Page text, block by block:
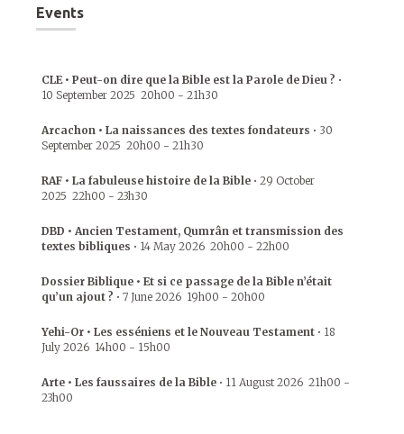
Events
CLE • Peut-on dire que la Bible est la Parole de Dieu ? •
10 September 2025 20h00 - 21h30
Arcachon • La naissances des textes fondateurs • 30
September 2025 20h00 - 21h30
RAF • La fabuleuse histoire de la Bible • 29 October
2025 22h00 - 23h30
DBD • Ancien Testament, Qumrân et transmission des
textes bibliques • 14 May 2026 20h00 - 22h00
Dossier Biblique • Et si ce passage de la Bible n’était
qu’un ajout ? • 7 June 2026 19h00 - 20h00
Yehi-Or • Les esséniens et le Nouveau Testament • 18
July 2026 14h00 - 15h00
Arte • Les faussaires de la Bible • 11 August 2026 21h00 -
23h00